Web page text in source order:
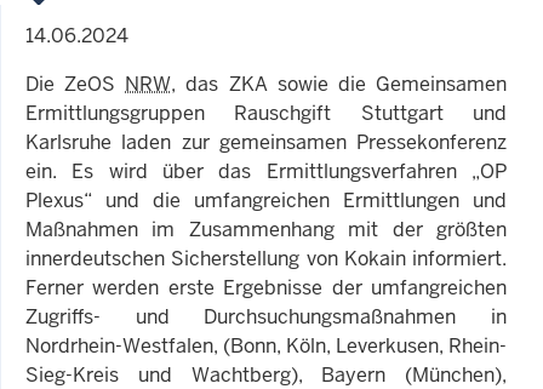
14.06.2024
Die ZeOS NRW, das ZKA sowie die Gemeinsamen
Ermittlungsgruppen Rauschgift Stuttgart und
Karlsruhe laden zur gemeinsamen Pressekonferenz
ein. Es wird über das Ermittlungsverfahren „OP
Plexus“ und die umfangreichen Ermittlungen und
Maßnahmen im Zusammenhang mit der größten
innerdeutschen Sicherstellung von Kokain informiert.
Ferner werden erste Ergebnisse der umfangreichen
Zugriffs- und Durchsuchungsmaßnahmen in
Nordrhein-Westfalen, (Bonn, Köln, Leverkusen, Rhein-
Sieg-Kreis und Wachtberg), Bayern (München),